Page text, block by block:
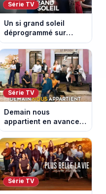
Série TV
Un si grand soleil
déprogrammé sur
France 3 : cinq
épisodes inédits
diffusés le 13 août
Série TV
Demain nous
appartient en avance :
ce qui vous attend la
semaine du 10 au 14
août 2026 (spoiler)
Série TV